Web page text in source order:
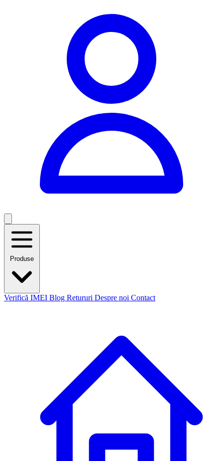
Produse
Verifică IMEI Blog Retururi Despre noi Contact